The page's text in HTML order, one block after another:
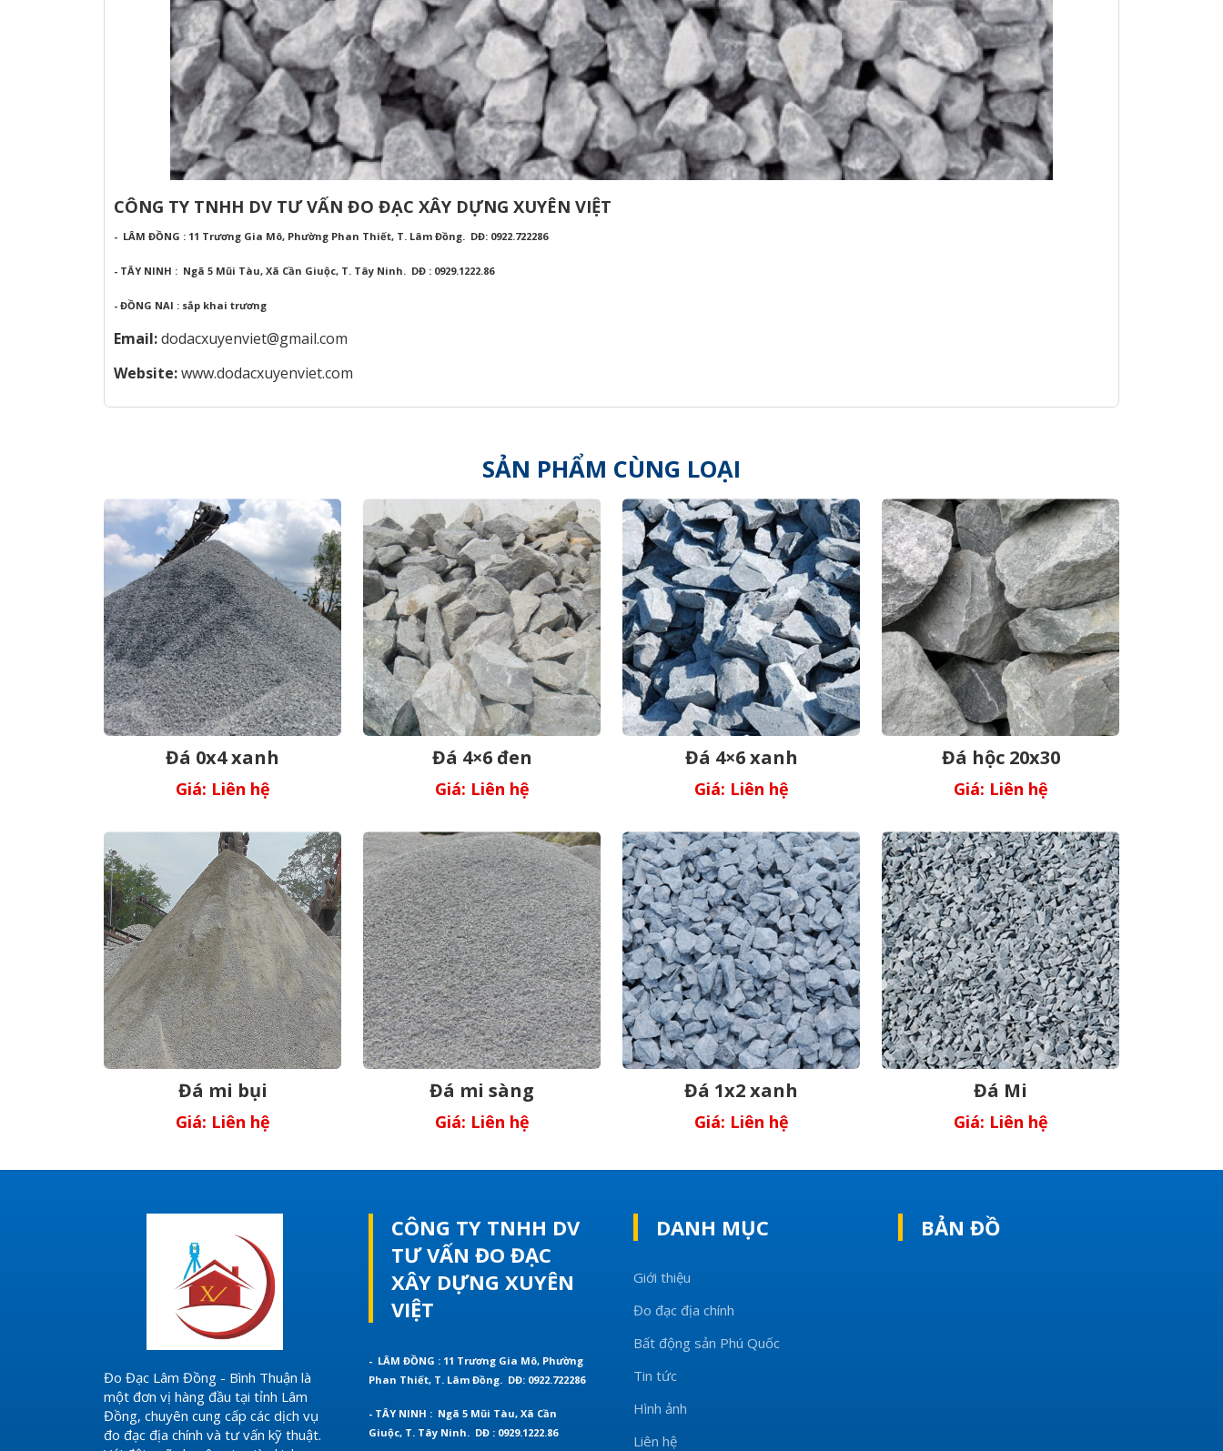
CÔNG TY TNHH DV TƯ VẤN ĐO ĐẠC XÂY DỰNG XUYÊN VIỆT
- LÂM ĐỒNG : 11 Trương Gia Mô, Phường Phan Thiết, T. Lâm Đồng. DĐ: 0922.722286
- TÂY NINH : Ngã 5 Mũi Tàu, Xã Cần Giuộc, T. Tây Ninh. DĐ : 0929.1222.86
- ĐỒNG NAI : sắp khai trương
Email:dodacxuyenviet@gmail.com
Website:www.dodacxuyenviet.com
SẢN PHẨM CÙNG LOẠI
Đá 0x4 xanh
Giá: Liên hệ
Đá 4×6 đen
Giá: Liên hệ
Đá 4×6 xanh
Giá: Liên hệ
Đá hộc 20x30
Giá: Liên hệ
Đá mi bụi
Giá: Liên hệ
Đá mi sàng
Giá: Liên hệ
Đá 1x2 xanh
Giá: Liên hệ
Đá Mi
Giá: Liên hệ
Đo Đạc Lâm Đồng - Bình Thuận là
một đơn vị hàng đầu tại tỉnh Lâm
Đồng, chuyên cung cấp các dịch vụ
đo đạc địa chính và tư vấn kỹ thuật.
CÔNG TY TNHH DV
TƯ VẤN ĐO ĐẠC
XÂY DỰNG XUYÊN
VIỆT
- LÂM ĐỒNG : 11 Trương Gia Mô, Phường
Phan Thiết, T. Lâm Đồng. DĐ: 0922.722286
- TÂY NINH : Ngã 5 Mũi Tàu, Xã Cần
Giuộc, T. Tây Ninh. DĐ : 0929.1222.86
DANH MỤC
Giới thiệu
Đo đạc địa chính
Bất động sản Phú Quốc
Tin tức
Hình ảnh
Liên hệ
BẢN ĐỒ